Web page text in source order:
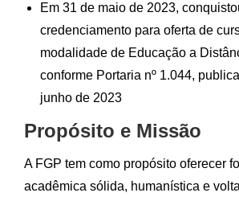
Em 31 de maio de 2023,
credenciamento para oferta de
modalidade de Educação a
conforme Portaria nº 1.044,
junho de 2023
Propósito e Missão
A FGP tem como propósito oferecer
acadêmica sólida, humanística e